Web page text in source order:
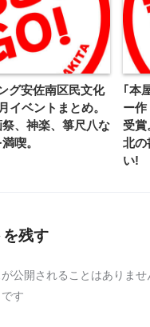
グ安佐南区民文化
イベントまとめ。
、神楽、箏尺八な
喫。
｢本
ー
受
北の
い!
を残す
公開されることはありませ
す